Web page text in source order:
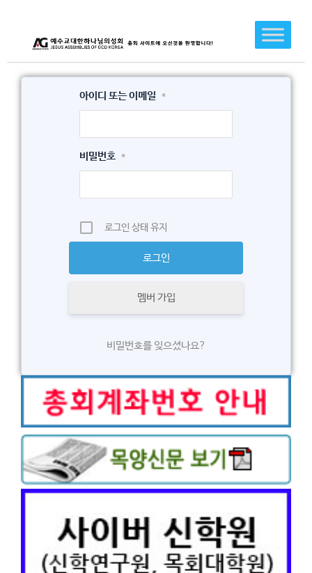
로
아이디 또는 이메일 *
비밀번호 *
로그인 상태 유지
멤버 가입
비밀번호를 잊으셨나요?